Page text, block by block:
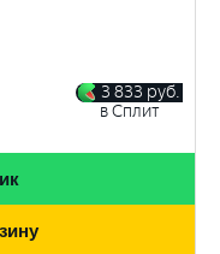
3 833 руб.
в Сплит